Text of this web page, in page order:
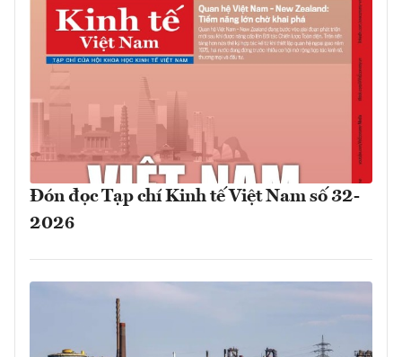
Đón đọc Tạp chí Kinh tế Việt Nam số 32-
2026